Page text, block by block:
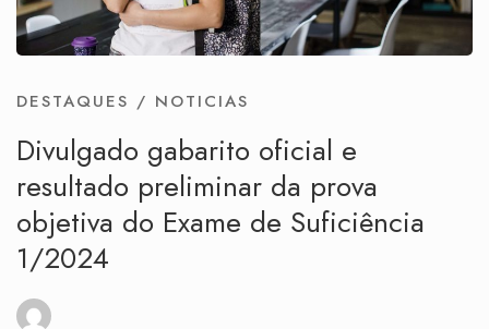
DESTAQUES / NOTICIAS
Divulgado gabarito oficial e
resultado preliminar da prova
objetiva do Exame de Suficiência
1/2024